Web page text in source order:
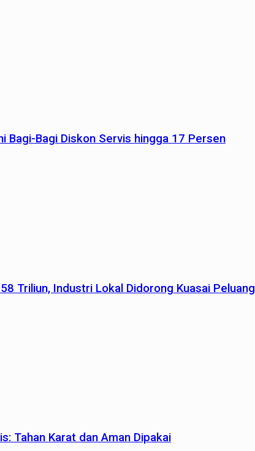
Bagi-Bagi Diskon Servis hingga 17 Persen
Triliun, Industri Lokal Didorong Kuasai Peluang
Tahan Karat dan Aman Dipakai